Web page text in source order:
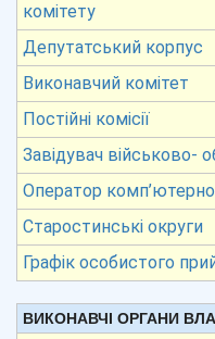
комітету
Депутатський корпус
Виконавчий комітет
Постійні комісії
Завідувач військово-
Оператор
Старостинські округи
Графік особистого
ВИКОНАВЧІ ОРГАНИ